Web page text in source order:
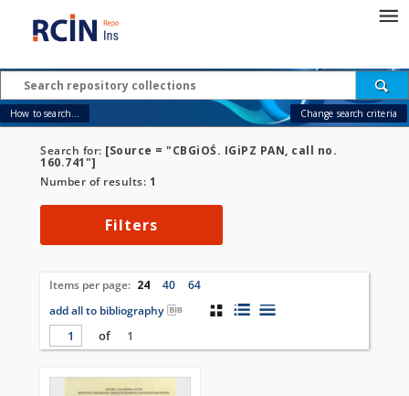
How to search... Change search criteria
Search for: [Source = "CBGiOŚ. IGiPZ PAN, call no.
160.741"]
Number of results: 1
Filters
Items per page: 24 40
64
add all to bibliography
of
1